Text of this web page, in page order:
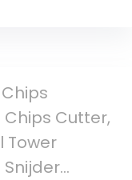
Cutter,
Tower